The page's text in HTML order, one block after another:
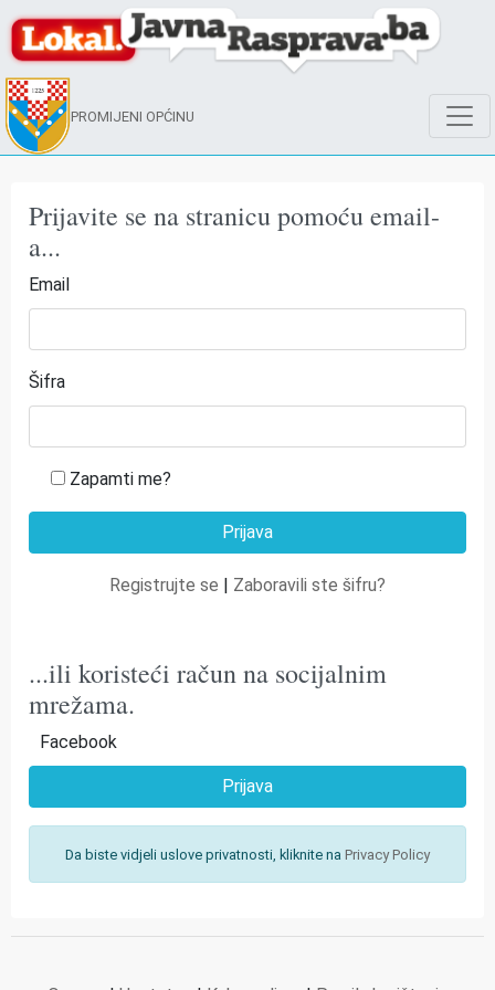
PROMIJENI OPĆINU
Prijavite se na stranicu pomoću email-
a...
Email
Šifra
Zapamti me?
Registrujte se | Zaboravili ste šifru?
...ili koristeći račun na socijalnim
mrežama.
Facebook
Prijava
Da biste vidjeli uslove privatnosti, kliknite na Privacy Policy